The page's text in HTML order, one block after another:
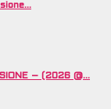
– (2026 @…